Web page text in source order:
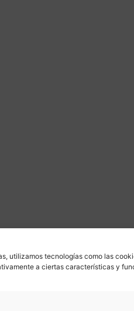
utilizamos tecnologías como las
a ciertas características y